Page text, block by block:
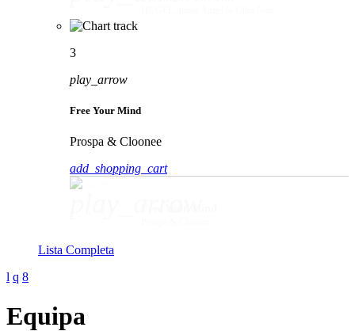
3
play_arrow
Free Your Mind
Prospa & Cloonee
add_shopping_cart
Lista Completa
Equipa